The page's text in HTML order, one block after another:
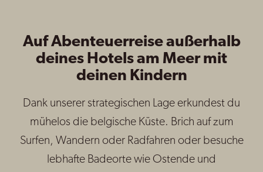
Auf Abenteuerreise außerhalb
deines Hotels am Meer mit
deinen Kindern
Dank unserer strategischen Lage erkundest du
mühelos die belgische Küste. Brich auf zum
Surfen, Wandern oder Radfahren oder besuche
lebhafte Badeorte wie Ostende und